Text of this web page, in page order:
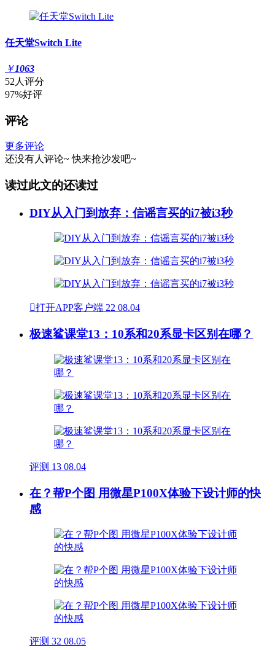
任天堂Switch Lite
￥1063
52人评分
97%好评
评论
更多评论
还没有人评论~ 快来抢沙发吧~
读过此文的还读过
DIY从入门到放弃：信谣言买的i7被i3秒
打开APP客户端 22 08.04
极速鲨课堂13：10系和20系显卡区别在哪？
评测 13 08.04
在？帮P个图 用微星P100X体验下设计师的快
感
评测 32 08.05